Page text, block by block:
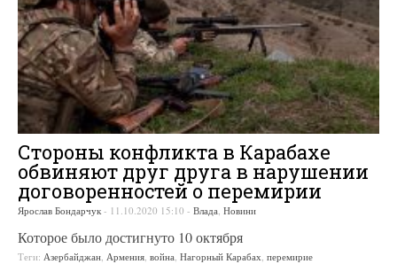
Стороны конфликта в Карабахе
обвиняют друг друга в нарушении
договоренностей о перемирии
Ярослав Бондарчук - 11.10.2020 15:10 - Влада Новини
Которое было достигнуто 10 октября
Теги: Азербайджан Армения война Нагорный Карабах перемирие